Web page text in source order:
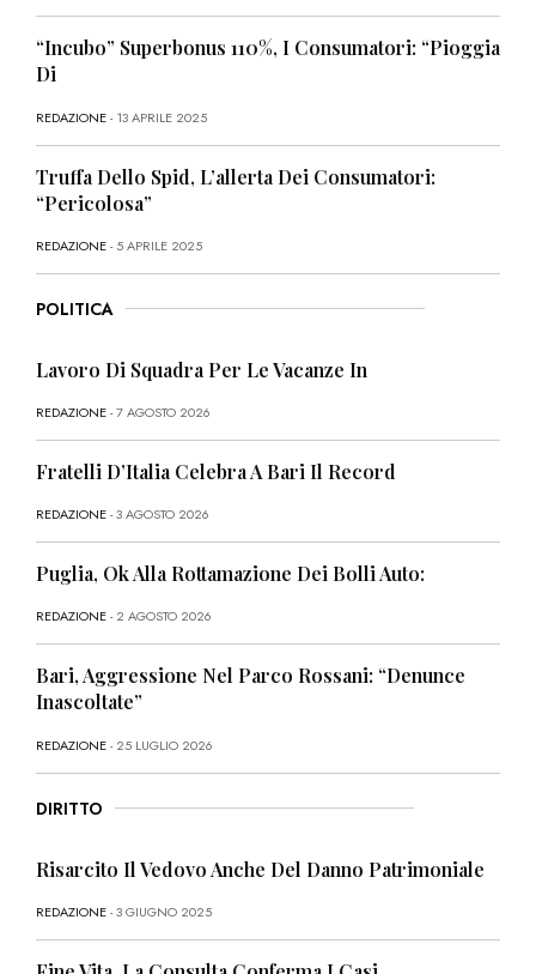
“Incubo” Superbonus 110%, I Consumatori: “Pioggia
Di
REDAZIONE- 13 APRILE 2025
Truffa Dello Spid, L’allerta Dei Consumatori:
“Pericolosa”
REDAZIONE- 5 APRILE 2025
POLITICA
Lavoro Di Squadra Per Le Vacanze In
REDAZIONE- 7 AGOSTO 2026
Fratelli D’Italia Celebra A Bari Il Record
REDAZIONE- 3 AGOSTO 2026
Puglia, Ok Alla Rottamazione Dei Bolli Auto:
REDAZIONE- 2 AGOSTO 2026
Bari, Aggressione Nel Parco Rossani: “Denunce
Inascoltate”
REDAZIONE- 25 LUGLIO 2026
DIRITTO
Risarcito Il Vedovo Anche Del Danno Patrimoniale
REDAZIONE- 3 GIUGNO 2025